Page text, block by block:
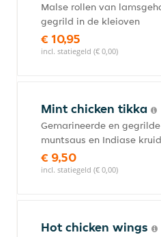
Malse rollen van
gegrild in de kleioven
€ 10,95
incl. statiegeld (€ 0,00)
Mint chicken tikka
Gemarineerde en
muntsaus en Indiase
€ 9,50
incl. statiegeld (€ 0,00)
Hot chicken wings